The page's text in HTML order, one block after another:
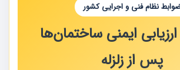
نظام فنی و اجرایی کشور
ایمنی ساختمان‌ها
پس از زلزله